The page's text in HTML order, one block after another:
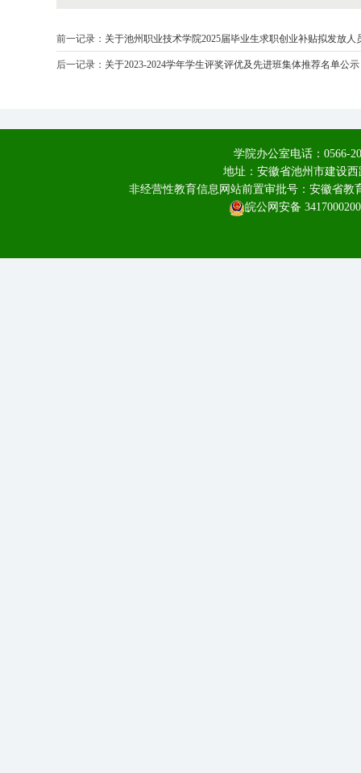
前一记录： 关于池州职业技术学院2025届毕业生求职创业补贴拟发放
后一记录： 关于2023-2024学年学生评奖评优及先进班集体推荐名单公示
学院办公室电话：0566-
地址：安徽省池州市建设
非经营性教育信息网站前置审批号：安徽省
皖公网安备